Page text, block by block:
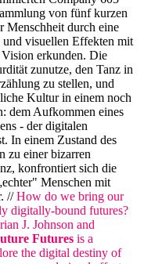
von fünf kurzen
Menschheit durch eine
visuellen Effekten mit
Vision erkunden. Die
zunutze, den Tanz in
zu stellen, und
Kultur in einem noch
dem Aufkommen eines
- der digitalen
In einem Zustand des
zu einer bizarren
konfrontiert sich die
Menschen mit
//How do we bring our
digitally-bound futures?
J. Johnson and
Futures is a
the digital destiny of